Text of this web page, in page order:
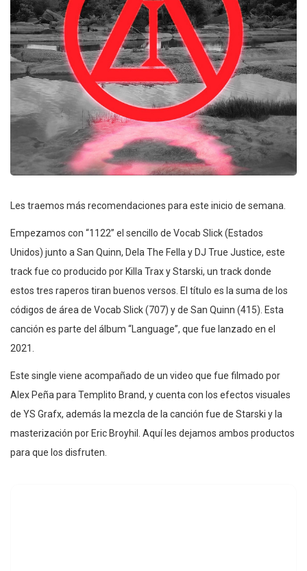
Les traemos más recomendaciones para este inicio de semana.
Empezamos con “1122” el sencillo de Vocab Slick (Estados
Unidos) junto a San Quinn, Dela The Fella y DJ True Justice, este
track fue co producido por Killa Trax y Starski, un track donde
estos tres raperos tiran buenos versos. El título es la suma de los
códigos de área de Vocab Slick (707) y de San Quinn (415). Esta
canción es parte del álbum “Language”, que fue lanzado en el
2021.
Este single viene acompañado de un video que fue filmado por
Alex Peña para Templito Brand, y cuenta con los efectos visuales
de YS Grafx, además la mezcla de la canción fue de Starski y la
masterización por Eric Broyhil. Aquí les dejamos ambos productos
para que los disfruten.